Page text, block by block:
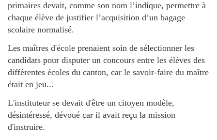
primaires devait, comme son nom l’indique, permettre à
chaque élève de justifier l’acquisition d’un bagage
scolaire normalisé.
Les maîtres d'école prenaient soin de sélectionner les
candidats pour disputer un concours entre les élèves des
différentes écoles du canton, car le savoir-faire du maître
était en jeu...
L'instituteur se devait d'être un citoyen modèle,
désintéressé, dévoué car il avait reçu la mission
d'instruire.